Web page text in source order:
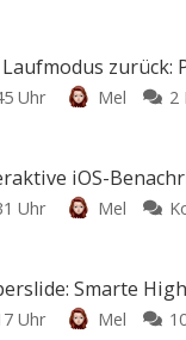
Uhr Mel 2
iOS-
Uhr Mel
Smarte
Uhr Mel